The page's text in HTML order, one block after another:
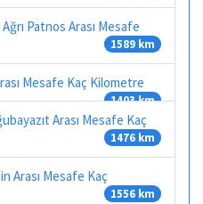
Patnos Arası Mesafe
1589 km
Mesafe Kaç Kilometre
1403 km
Arası Mesafe Kaç
1476 km
Arası Mesafe Kaç
1556 km